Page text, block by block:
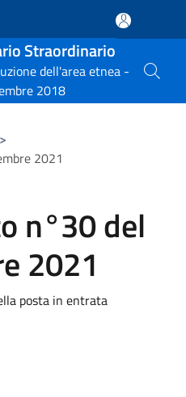
Straordinario
dell'area etnea -
2018
>
2021
n°30 del
2021
posta in entrata